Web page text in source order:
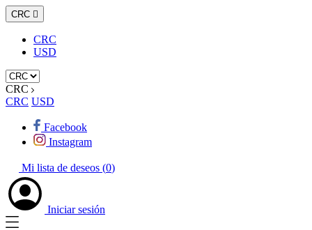
CRC 
CRC
USD
CRC
CRC USD
Facebook
Instagram
Mi lista de deseos (0)
Iniciar sesión